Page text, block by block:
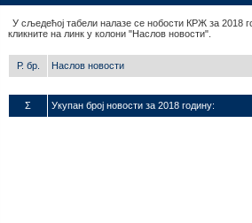
У сљедећој табели налазе се нобости КРЖ за 2018
кликните на линк у колони "Наслов новости".
Р. бр. Наслов новости
Σ Укупан број новости за 2018 годину: